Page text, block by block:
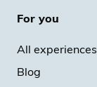
For you
All experiences
Blog